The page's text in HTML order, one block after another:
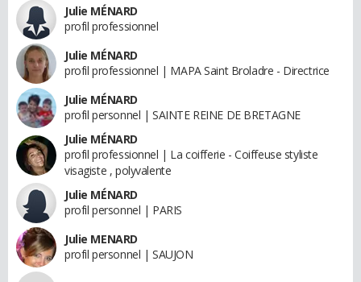
Julie MÉNARD
profil professionnel
Julie MÉNARD
profil professionnel | MAPA Saint Broladre - Directrice
Julie MÉNARD
profil personnel | SAINTE REINE DE BRETAGNE
Julie MÉNARD
profil professionnel | La coifferie - Coiffeuse styliste
visagiste , polyvalente
Julie MÉNARD
profil personnel | PARIS
Julie MENARD
profil personnel | SAUJON